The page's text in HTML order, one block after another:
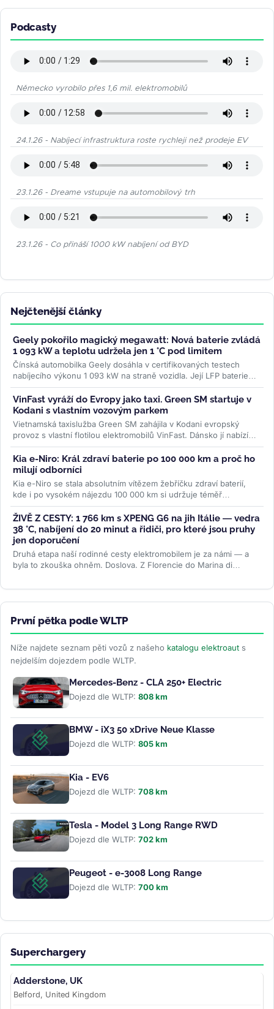
Podcasty
Německo vyrobilo přes 1,6 mil. elektromobilů
24.1.26 - Nabíjecí infrastruktura roste rychleji než prodeje EV
23.1.26 - Dreame vstupuje na automobilový trh
23.1.26 - Co přináší 1000 kW nabíjení od BYD
Nejčtenější články
Geely pokořilo magický megawatt: Nová baterie zvládá
1 093 kW a teplotu udržela jen 1 °C pod limitem
Čínská automobilka Geely dosáhla v certifikovaných testech
nabíjecího výkonu 1 093 kW na straně vozidla. Její LFP baterie
Aegis Gold Brick...>>
VinFast vyráží do Evropy jako taxi. Green SM startuje v
Kodani s vlastním vozovým parkem
Vietnamská taxislužba Green SM zahájila v Kodani evropský
provoz s vlastní flotilou elektromobilů VinFast. Dánsko jí nabízí
mimořádně...>>
Kia e-Niro: Král zdraví baterie po 100 000 km a proč ho
milují odborníci
Kia e-Niro se stala absolutním vítězem žebříčku zdraví baterií,
kde i po vysokém nájezdu 100 000 km si udržuje téměř
původní...>>
ŽIVĚ Z CESTY: 1 766 km s XPENG G6 na jih Itálie — vedra
38 °C, nabíjení do 20 minut a řidiči, pro které jsou pruhy
jen doporučení
Druhá etapa naší rodinné cesty elektromobilem je za námi — a
byla to zkouška ohněm. Doslova. Z Florencie do Marina di
První pětka podle WLTP
Níže najdete seznam pěti vozů z našeho katalogu elektroaut s
nejdelším dojezdem podle WLTP.
Mercedes-Benz - CLA 250+ Electric
Dojezd dle WLTP: 808 km
BMW - iX3 50 xDrive Neue Klasse
Dojezd dle WLTP: 805 km
Kia - EV6
Dojezd dle WLTP: 708 km
Tesla - Model 3 Long Range RWD
Dojezd dle WLTP: 702 km
Peugeot - e-3008 Long Range
Dojezd dle WLTP: 700 km
Superchargery
Adderstone, UK
Belford, United Kingdom